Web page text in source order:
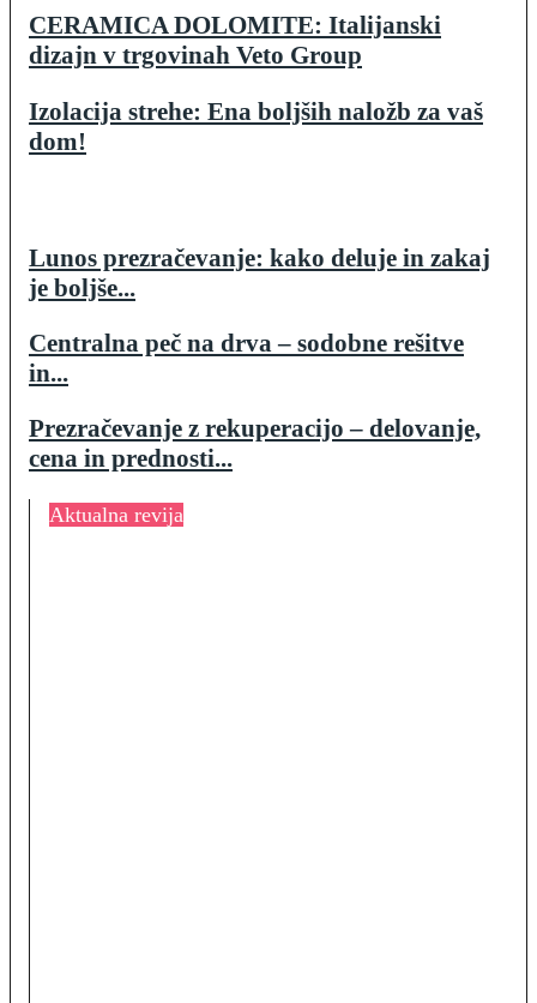
CERAMICA DOLOMITE: Italijanski
dizajn v trgovinah Veto Group
Izolacija strehe: Ena boljših naložb za vaš
dom!
Lunos prezračevanje: kako deluje in zakaj
je boljše...
Centralna peč na drva – sodobne rešitve
in...
Prezračevanje z rekuperacijo – delovanje,
cena in prednosti...
Aktualna revija